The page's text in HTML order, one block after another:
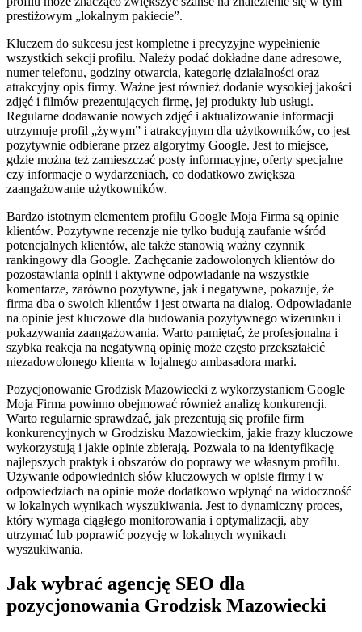
prestiżowym „lokalnym pakiecie”.
Kluczem do sukcesu jest kompletne i precyzyjne wypełnienie
wszystkich sekcji profilu. Należy podać dokładne dane adresowe,
numer telefonu, godziny otwarcia, kategorię działalności oraz
atrakcyjny opis firmy. Ważne jest również dodanie wysokiej jakości
zdjęć i filmów prezentujących firmę, jej produkty lub usługi.
Regularne dodawanie nowych zdjęć i aktualizowanie informacji
utrzymuje profil „żywym” i atrakcyjnym dla użytkowników, co jest
pozytywnie odbierane przez algorytmy Google. Jest to miejsce,
gdzie można też zamieszczać posty informacyjne, oferty specjalne
czy informacje o wydarzeniach, co dodatkowo zwiększa
zaangażowanie użytkowników.
Bardzo istotnym elementem profilu Google Moja Firma są opinie
klientów. Pozytywne recenzje nie tylko budują zaufanie wśród
potencjalnych klientów, ale także stanowią ważny czynnik
rankingowy dla Google. Zachęcanie zadowolonych klientów do
pozostawiania opinii i aktywne odpowiadanie na wszystkie
komentarze, zarówno pozytywne, jak i negatywne, pokazuje, że
firma dba o swoich klientów i jest otwarta na dialog. Odpowiadanie
na opinie jest kluczowe dla budowania pozytywnego wizerunku i
pokazywania zaangażowania. Warto pamiętać, że profesjonalna i
szybka reakcja na negatywną opinię może często przekształcić
niezadowolonego klienta w lojalnego ambasadora marki.
Pozycjonowanie Grodzisk Mazowiecki z wykorzystaniem Google
Moja Firma powinno obejmować również analizę konkurencji.
Warto regularnie sprawdzać, jak prezentują się profile firm
konkurencyjnych w Grodzisku Mazowieckim, jakie frazy kluczowe
wykorzystują i jakie opinie zbierają. Pozwala to na identyfikację
najlepszych praktyk i obszarów do poprawy we własnym profilu.
Używanie odpowiednich słów kluczowych w opisie firmy i w
odpowiedziach na opinie może dodatkowo wpłynąć na widoczność
w lokalnych wynikach wyszukiwania. Jest to dynamiczny proces,
który wymaga ciągłego monitorowania i optymalizacji, aby
utrzymać lub poprawić pozycję w lokalnych wynikach
wyszukiwania.
Jak wybrać agencję SEO dla
pozycjonowania Grodzisk Mazowiecki